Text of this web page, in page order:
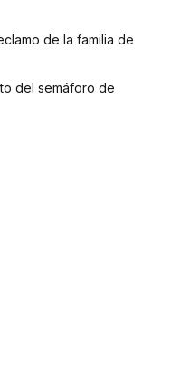
de la familia de
del semáforo de